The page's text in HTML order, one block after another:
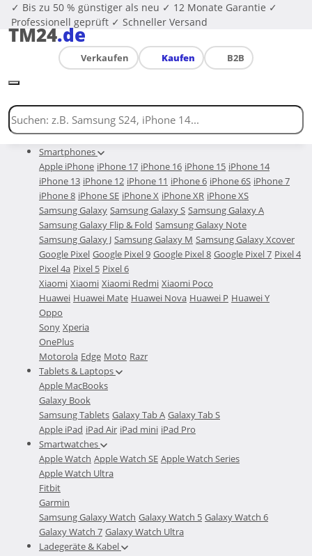
✓ Bis zu 50 % günstiger als neu ✓ 12 Monate Garantie ✓
Professionell geprüft ✓ Schneller Versand
TM24.de
Verkaufen Kaufen B2B
Smartphones
Apple iPhone iPhone 17 iPhone 16 iPhone 15 iPhone 14
iPhone 13 iPhone 12 iPhone 11 iPhone 6 iPhone 6S iPhone 7
iPhone 8 iPhone SE iPhone X iPhone XR iPhone XS
Samsung Galaxy Samsung Galaxy S Samsung Galaxy A
Samsung Galaxy Flip & Fold Samsung Galaxy Note
Samsung Galaxy J Samsung Galaxy M Samsung Galaxy Xcover
Google Pixel Google Pixel 9 Google Pixel 8 Google Pixel 7 Pixel 4
Pixel 4a Pixel 5 Pixel 6
Xiaomi Xiaomi Xiaomi Redmi Xiaomi Poco
Huawei Huawei Mate Huawei Nova Huawei P Huawei Y
Oppo
Sony Xperia
OnePlus
Motorola Edge Moto Razr
Tablets & Laptops
Apple MacBooks
Galaxy Book
Samsung Tablets Galaxy Tab A Galaxy Tab S
Apple iPad iPad Air iPad mini iPad Pro
Smartwatches
Apple Watch Apple Watch SE Apple Watch Series
Apple Watch Ultra
Fitbit
Garmin
Samsung Galaxy Watch Galaxy Watch 5 Galaxy Watch 6
Galaxy Watch 7 Galaxy Watch Ultra
Ladegeräte & Kabel